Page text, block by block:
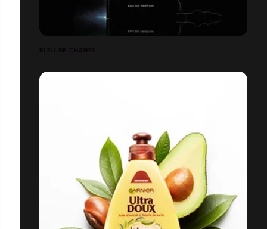
BLEU DE CHANEL